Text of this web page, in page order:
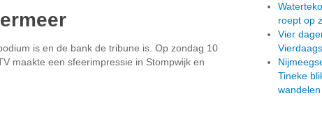
is en de bank de tribune is. Op zondag 10
maakte een sfeerimpressie in Stompwijk en
roept op
Vier
Tineke
wandelen